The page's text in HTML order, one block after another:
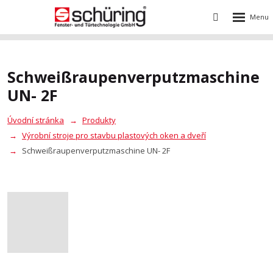
Vyhledávání
Rozbalení
Schweißraupenverputzmaschine
UN- 2F
Úvodní stránka
Produkty
Výrobní stroje pro stavbu plastových oken a dveří
Schweißraupenverputzmaschine UN- 2F